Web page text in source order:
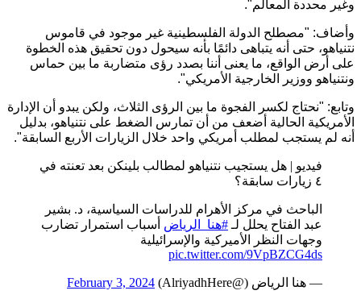
وغير محددة المعالم".
وأضاف: "مصطلح الدولة الفلسطينية غير موجود في قاموس
نتنياهو، حتى أنه يتباهى دائمًا بأنه سيحول دون تحقيق هذه الخطوة
على أرض الواقع، ما يعنى أننا بصدد رؤى متضاربة ما بين حماس
ونتنياهو ووزير الخارجية الأمريكي".
وتابع: "نحتاج لكسر الفجوة ما بين الرؤى الثلاث، ولكن يبدو أن الإدارة
الأمريكية الحالية أضعف من أن تمارس الضغط على نتنياهو، بدليل
أنه لم يستجب لمطلب أمريكي واحد خلال الزيارات الأربع السابقة".
فيديو | هل يستجيب نتنياهو لمطالب بلينكن بعد تعنته في
٤ زيارات سابقة؟
الباحث في مركز الأهرام للدراسات السياسية، د. بشير
عبد الفتاح يحلل لـ #هنا_الرياضأسباب استمرار تضارب
وجهات النظر الأميركية والإسرائيلية
pic.twitter.com/9VpBZCG4ds
— هنا الرياض (@AlriyadhHere) February 3, 2024